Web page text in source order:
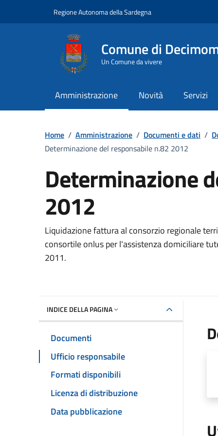
Regione Autonoma della Sardegna
Comune di
Un Comune da vivere
Amministrazione Novità Servizi
Home / Amministrazione / Documenti e dati /
Determinazione del responsabile n.82 2012
Determinazione
2012
Dettaglio del documento
Liquidazione fattura al consorzio regionale
consortile onlus per l'assistenza domiciliare
2011.
INDICE DELLA PAGINA
Documenti
Ufficio responsabile
Formati disponibili
Licenza di distribuzione
Data pubblicazione